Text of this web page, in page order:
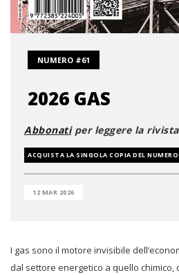
NUMERO #61
2026 GAS
Abbonatiper leggere la
ACQUISTA LA SINGOLA COPIA DEL NUMERO
12 MAR 2026
I gas sono il motore invisibile
dal settore energetico a quello chimico,